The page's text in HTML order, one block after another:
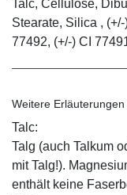
Talc, Cellulose,
Stearate, Silica ,
77492, (+/-) CI
Weitere
Talc:
Talg (auch Talkum
mit Talg!).
enthält keine